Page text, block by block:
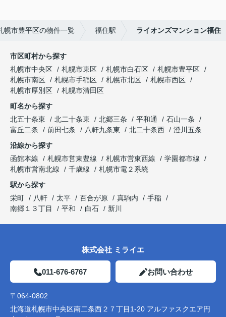
幌市豊平区の物件一覧 福住駅 ライオンズマンション福住
市区町村から探す
札幌市中央区
札幌市東区 札幌市白石区
札幌市豊平区
札幌市南区
札幌市手稲区 札幌市北区
札幌市西区
札幌市厚別区
札幌市清田区
町名から探す
北五十条東
北二十条東 北郷三条 平和通
石山一条
富丘二条
前田七条 八軒九条東 北二十条西
澄川五条
沿線から探す
函館本線
札幌市営東豊線 札幌市営東西線
学園都市線
札幌市営南北線
千歳線
札幌市電２系統
駅から探す
栄町
八軒 太平 百合が原 真駒内
手稲
南郷１３丁目
平和 白石 新川
株式会社 ミライエ
011-676-6767 お問い合わせ
〒064-0802
北海道札幌市中央区南二条西２７丁目1-20 アルファスクエア円